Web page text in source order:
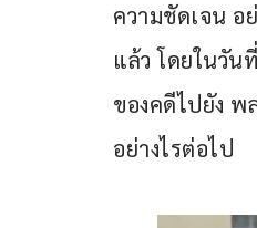
ความชัดเจน อ
แล้ว โดยในวั
ของคดีไปยัง พ
อย่างไรต่อไป